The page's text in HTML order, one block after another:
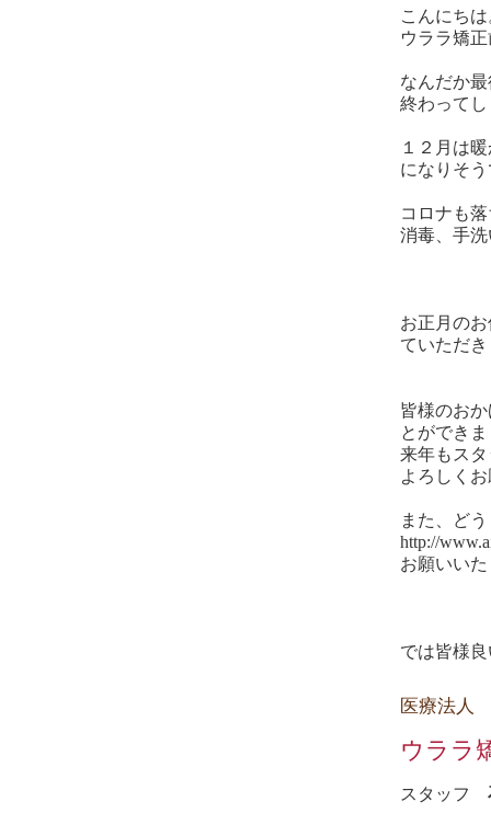
こんにち
ウララ矯
なんだか
終わって
１２月は
になりそ
コロナも
消毒、手
お正月の
ていただ
皆様のお
とができ
来年もス
よろしく
また、ど
http://
お願いい
では皆様
医療法人
ウララ
スタッフ